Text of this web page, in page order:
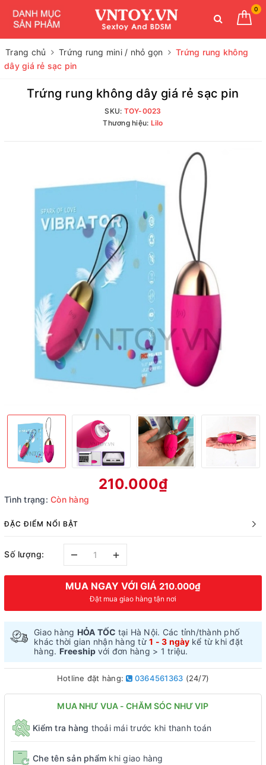
0
Trang chủ Trứng rung mini / nhỏ gọn
Trứng rung không
dây giá rẻ sạc pin
Trứng rung không dây giá rẻ sạc pin
SKU: TOY-0023
Thương hiệu: Lilo
210.000₫
Tình trạng: Còn hàng
ĐẶC ĐIỂM NỔI BẬT
Số lượng: – +
MUA NGAY VỚI GIÁ 210.000₫
Đặt mua giao hàng tận nơi
Giao hàng HỎA TỐC tại Hà Nội. Các tỉnh/thành phố
khác thời gian nhận hàng từ 1 - 3 ngày kể từ khi đặt
hàng. Freeship với đơn hàng > 1 triệu.
Hotline đặt hàng: 0364561363 (24/7)
MUA NHƯ VUA - CHĂM SÓC NHƯ VIP
Kiểm tra hàng thoải mái trước khi thanh toán
Che tên sản phẩm khi giao hàng